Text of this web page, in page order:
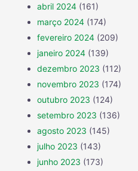
abril 2024 (161)
março 2024 (174)
fevereiro 2024 (209)
janeiro 2024 (139)
dezembro 2023 (112)
novembro 2023 (174)
outubro 2023 (124)
setembro 2023 (136)
agosto 2023 (145)
julho 2023 (143)
junho 2023 (173)